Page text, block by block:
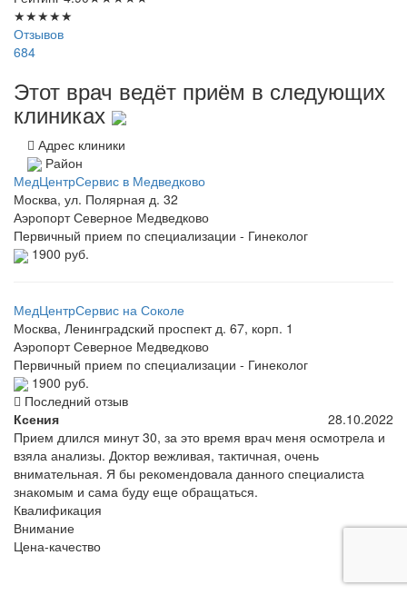
★★★★★
Отзывов
684
Этот врач ведёт приём в следующих
клиниках
Адрес клиники
Район
МедЦентрСервис в Медведково
Москва, ул. Полярная д. 32
АэропортСеверное Медведково
Первичный прием по специализации - Гинеколог
1900 руб.
МедЦентрСервис на Соколе
Москва, Ленинградский проспект д. 67, корп. 1
АэропортСеверное Медведково
Первичный прием по специализации - Гинеколог
1900 руб.
Последний отзыв
Ксения
28.10.2022
Прием длился минут 30, за это время врач меня осмотрела и
взяла анализы. Доктор вежливая, тактичная, очень
внимательная. Я бы рекомендовала данного специалиста
знакомым и сама буду еще обращаться.
Квалификация
Внимание
Цена-качество